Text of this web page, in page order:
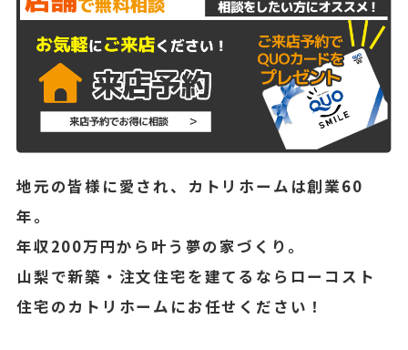
地元の皆様に愛され、カトリホームは創業60
年。
年収200万円から叶う夢の家づくり。
山梨で新築・注文住宅を建てるならローコスト
住宅のカトリホームにお任せください！